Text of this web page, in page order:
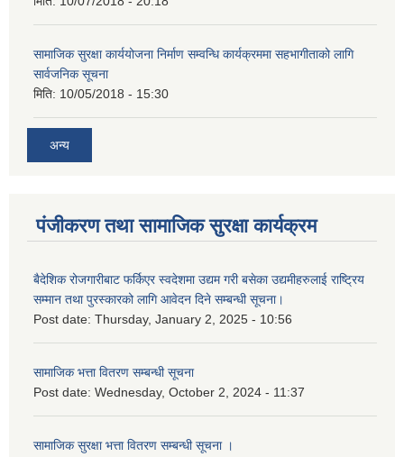
सामाजिक सुरक्षा कार्ययोजना निर्माण सम्वन्धि कार्यक्रममा सहभागीताको लागि
सार्वजनिक सूचना
मिति: 10/05/2018 - 15:30
अन्य
पंजीकरण तथा सामाजिक सुरक्षा कार्यक्रम
बैदेशिक रोजगारीबाट फर्किएर स्वदेशमा उद्यम गरी बसेका उद्यमीहरुलाई राष्‍ट्रिय
सम्मान तथा पुरस्कारको लागि आवेदन दिने सम्बन्धी सूचना।
Post date: Thursday, January 2, 2025 - 10:56
सामाजिक भत्ता वितरण सम्बन्धी सूचना
Post date: Wednesday, October 2, 2024 - 11:37
सामाजिक सुरक्षा भत्ता वितरण सम्बन्धी सूचना ।